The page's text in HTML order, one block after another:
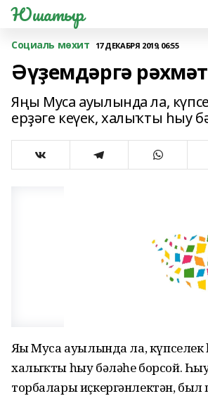
Юшатыр
Социаль мөхит 17 ДЕКАБРЯ 2019, 06:55
Әүҙемдәргә рәхмәт
Яңы Муса ауылында ла,
ерҙәге кеүек, халыҡты һыу
Яңы Муса ауылында ла, күпселек
халыҡты һыу бәләһе борсой.
торбалары иҫкергәнлектән,